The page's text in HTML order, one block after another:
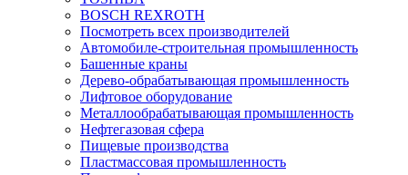
BOSCH REXROTH
Посмотреть всех производителей
Автомобиле-строительная промышленность
Башенные краны
Дерево-обрабатывающая промышленность
Лифтовое оборудование
Металлообрабатывающая промышленность
Нефтегазовая сфера
Пищевые производства
Пластмассовая промышленность